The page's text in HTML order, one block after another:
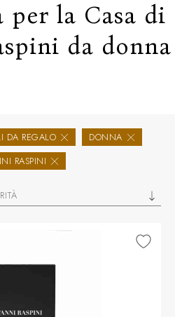
per la Casa di
da donna
DA REGALO
DONNA
RASPINI